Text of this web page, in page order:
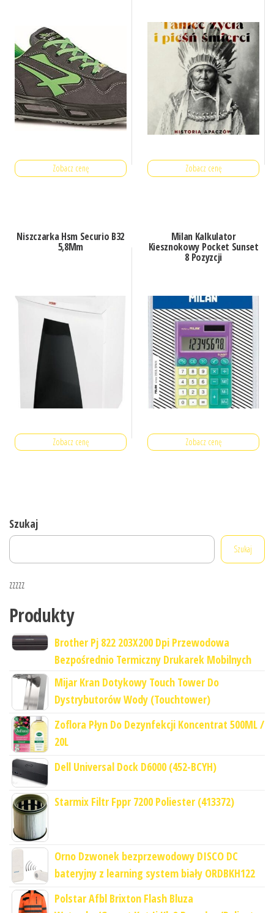
Zobacz cenę Zobacz cenę
Niszczarka Hsm Securio B32
5,8Mm
Zobacz cenę
Milan Kalkulator
Kiesznokowy Pocket Sunset
8 Pozyzcji
Zobacz cenę
Szukaj
Szukaj
zzzzz
Produkty
Brother Pj 822 203X200 Dpi Przewodowa
Bezpośrednio Termiczny Drukarek Mobilnych
Mijar Kran Dotykowy Touch Tower Do
Dystrybutorów Wody (Touchtower)
Zoflora Płyn Do Dezynfekcji Koncentrat 500ML /
20L
Dell Universal Dock D6000 (452-BCYH)
Starmix Filtr Fppr 7200 Poliester (413372)
Orno Dzwonek bezprzewodowy DISCO DC
bateryjny z learning system biały ORDBKH122
Polstar Afbl Brixton Flash Bluza